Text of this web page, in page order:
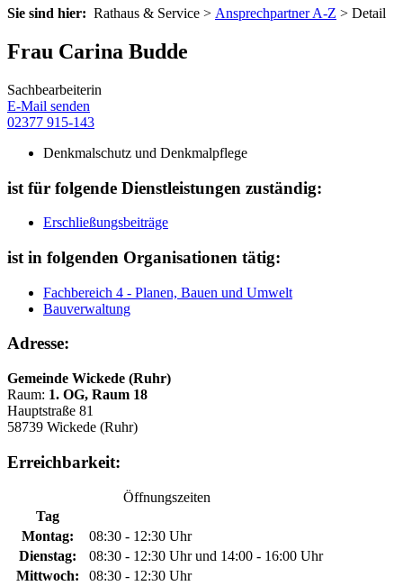
Sie sind hier: Rathaus & Service > Ansprechpartner A-Z > Detail
Frau Carina Budde
Sachbearbeiterin
E-Mail senden
02377 915-143
Denkmalschutz und Denkmalpflege
ist für folgende Dienstleistungen zuständig:
Erschließungsbeiträge
ist in folgenden Organisationen tätig:
Fachbereich 4 - Planen, Bauen und Umwelt
Bauverwaltung
Adresse:
Gemeinde Wickede (Ruhr)
Raum: 1. OG, Raum 18
Hauptstraße 81
58739 Wickede (Ruhr)
Erreichbarkeit:
Öffnungszeiten
Tag
Montag:
08:30 - 12:30 Uhr
Dienstag:
08:30 - 12:30 Uhr und 14:00 - 16:00 Uhr
Mittwoch:
08:30 - 12:30 Uhr